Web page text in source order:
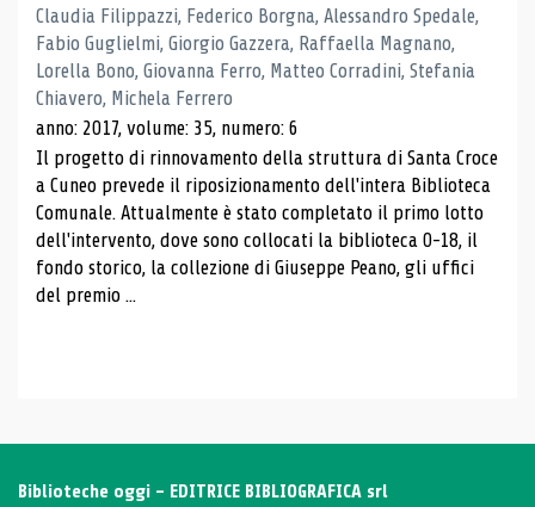
Claudia Filippazzi, Federico Borgna, Alessandro Spedale,
Fabio Guglielmi, Giorgio Gazzera, Raffaella Magnano,
Lorella Bono, Giovanna Ferro, Matteo Corradini, Stefania
Chiavero, Michela Ferrero
anno: 2017, volume: 35, numero: 6
Il progetto di rinnovamento della struttura di Santa Croce
a Cuneo prevede il riposizionamento dell'intera Biblioteca
Comunale. Attualmente è stato completato il primo lotto
dell'intervento, dove sono collocati la biblioteca 0-18, il
fondo storico, la collezione di Giuseppe Peano, gli uffici
del premio ...
Biblioteche oggi - EDITRICE BIBLIOGRAFICA srl